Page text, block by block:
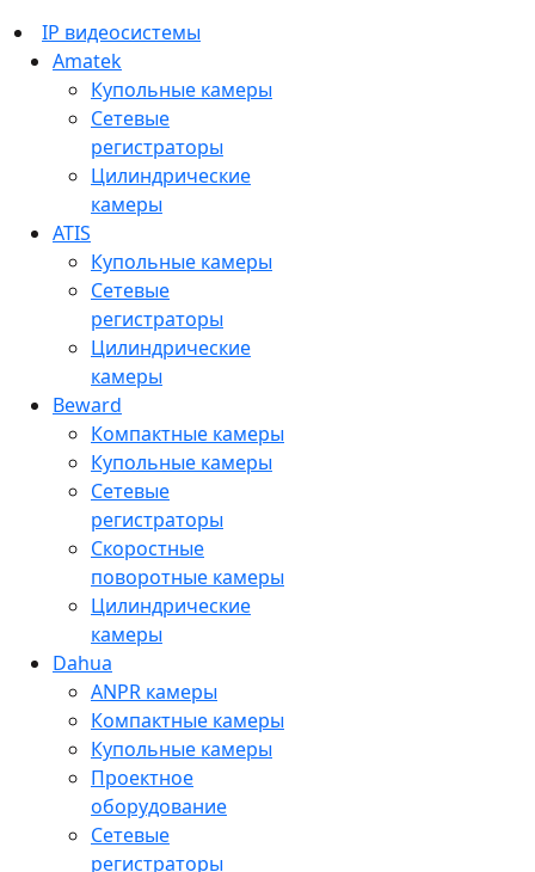
IP видеосистемы
Amatek
Купольные камеры
Сетевые
регистраторы
Цилиндрические
камеры
ATIS
Купольные камеры
Сетевые
регистраторы
Цилиндрические
камеры
Beward
Компактные камеры
Купольные камеры
Сетевые
регистраторы
Скоростные
поворотные камеры
Цилиндрические
камеры
Dahua
ANPR камеры
Компактные камеры
Купольные камеры
Проектное
оборудование
Сетевые
регистраторы